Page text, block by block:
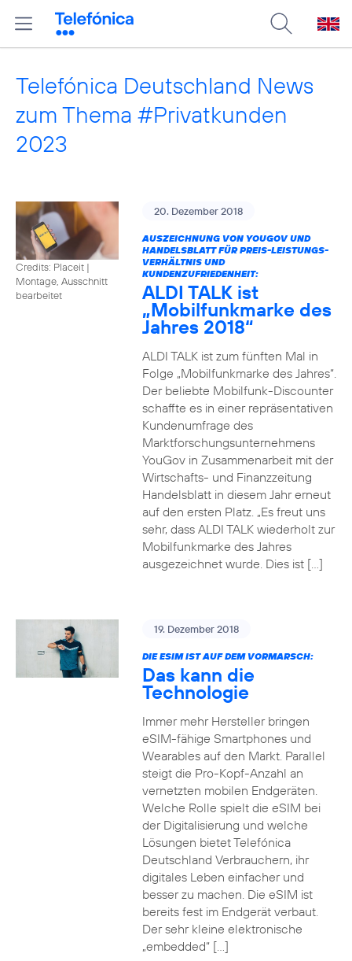
Telefónica Deutschland News
zum Thema #Privatkunden
2023
Credits: Placeit |
Montage, Ausschnitt
bearbeitet
20. Dezember 2018
AUSZEICHNUNG VON YOUGOV UND
HANDELSBLATT FÜR PREIS-LEISTUNGS-
VERHÄLTNIS UND
KUNDENZUFRIEDENHEIT:
ALDI TALK ist
„Mobilfunkmarke des
Jahres 2018“
ALDI TALK ist zum fünften Mal in
Folge „Mobilfunkmarke des Jahres“.
Der beliebte Mobilfunk-Discounter
schaffte es in einer repräsentativen
Kundenumfrage des
Marktforschungsunternehmens
YouGov in Zusammenarbeit mit der
Wirtschafts- und Finanzzeitung
Handelsblatt in diesem Jahr erneut
auf den ersten Platz. „Es freut uns
sehr, dass ALDI TALK wiederholt zur
Mobilfunkmarke des Jahres
ausgezeichnet wurde. Dies ist […]
19. Dezember 2018
DIE ESIM IST AUF DEM VORMARSCH:
Das kann die
Technologie
Immer mehr Hersteller bringen
eSIM-fähige Smartphones und
Wearables auf den Markt. Parallel
steigt die Pro-Kopf-Anzahl an
vernetzten mobilen Endgeräten.
Welche Rolle spielt die eSIM bei
der Digitalisierung und welche
Lösungen bietet Telefónica
Deutschland Verbrauchern, ihr
digitales Leben einfacher und
besser zu machen. Die eSIM ist
bereits fest im Endgerät verbaut.
Der sehr kleine elektronische
„embedded“ […]